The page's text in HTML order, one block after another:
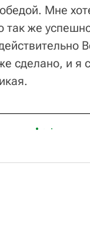
Мне
так же
сделано, и я